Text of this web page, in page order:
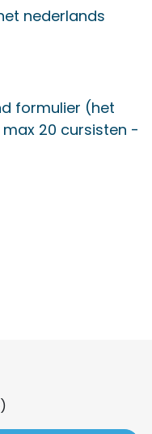
nederlands
formulier (het
20 cursisten -
)